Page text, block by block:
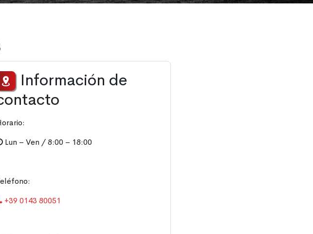
Información de
Lun – Ven / 8:00 – 18:00
+39 0143 80051